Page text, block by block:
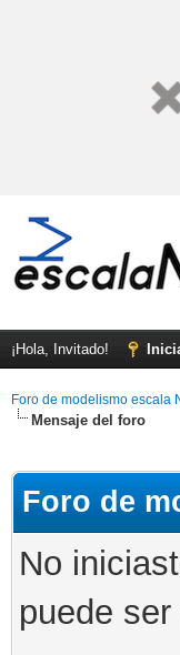
¡Hola, Invitado!
Foro de modelismo escala
Mensaje del foro
Foro de
No
puede